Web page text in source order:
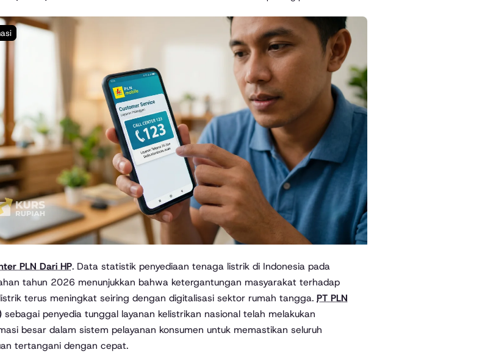
PLN Dari HP. Data statistik penyediaan tenaga listrik di Indonesia pada
tahun 2026 menunjukkan bahwa ketergantungan masyarakat terhadap
terus meningkat seiring dengan digitalisasi sektor rumah tangga. PT PLN
sebagai penyedia tunggal layanan kelistrikan nasional telah melakukan
besar dalam sistem pelayanan konsumen untuk memastikan seluruh
tertangani dengan cepat.